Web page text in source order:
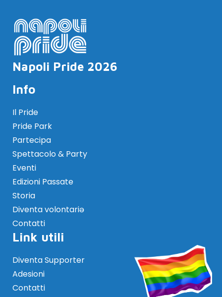
Napoli Pride 2026
Info
Il Pride
Pride Park
Partecipa
Spettacolo & Party
Eventi
Edizioni Passate
Storia
Diventa volontariə
Contatti
Link utili
Diventa Supporter
Adesioni
Contatti